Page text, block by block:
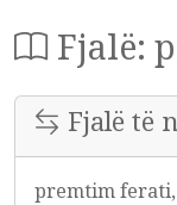
Fjalë:
Fjalë të
premtim